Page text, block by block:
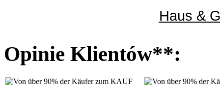
Haus &
Opinie Klientów**: